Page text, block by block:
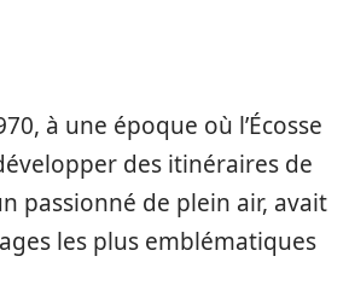
à une époque où l’Écosse
des itinéraires de
passionné de plein air, avait
les plus emblématiques